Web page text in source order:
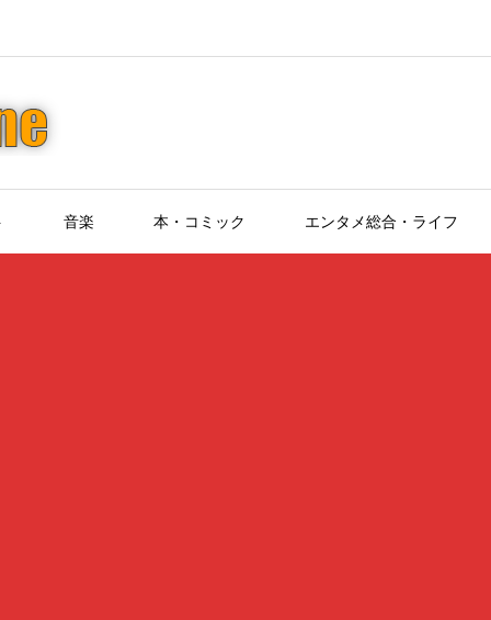
音楽 本・コミック エンタメ総合・ライフ